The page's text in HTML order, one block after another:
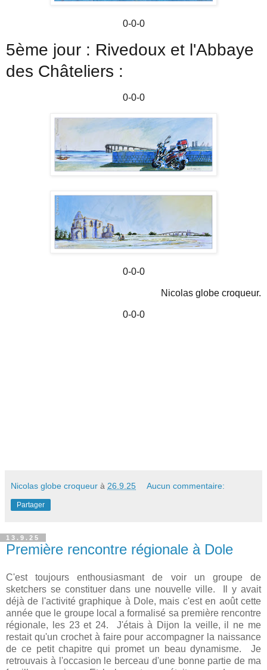
0-0-0
5ème jour : Rivedoux et l'Abbaye
des Châteliers :
0-0-0
0-0-0
Nicolas globe croqueur.
0-0-0
Nicolas globe croqueur à 26.9.25 Aucun commentaire:
Partager
13.9.25
Première rencontre régionale à Dole
C'est toujours enthousiasmant de voir un groupe de
sketchers se constituer dans une nouvelle ville. Il y avait
déjà de l'activité graphique à Dole, mais c'est en août cette
année que le groupe local a formalisé sa première rencontre
régionale, les 23 et 24. J'étais à Dijon la veille, il ne me
restait qu'un crochet à faire pour accompagner la naissance
de ce petit chapitre qui promet un beau dynamisme. Je
retrouvais à l'occasion le berceau d'une bonne partie de ma